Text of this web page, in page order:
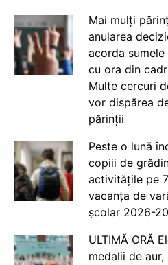
Mai mulți
anularea
acorda
cu ora din
Multe cercuri
vor dispărea
părinții
Peste o lună
copiii de
activitățile pe
vacanța de
școlar 2026-
ULTIMĂ ORĂ
medalii de